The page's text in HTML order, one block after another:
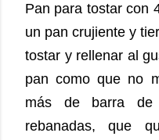
Pan para tostar con
un pan crujiente y
tostar y rellenar al
pan como que no
más de barra
rebanadas, que